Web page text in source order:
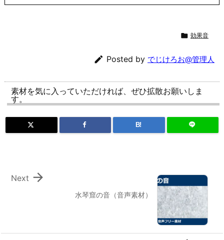
 効果音
 Posted by でじけろお@管理人
素材を気に入っていただければ、ぜひ拡散お願いしま
す。
B!
水琴窟の音（音声素材）

Next